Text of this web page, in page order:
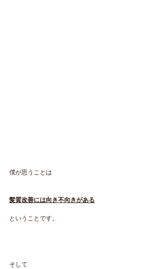
僕が思うことは
髪質改善には向き不向きがある
ということです。
そして